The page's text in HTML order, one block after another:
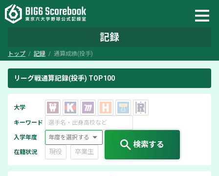
記録
トップ 記録 通算成績(投手)
リーグ戦通算記録(投手) TOP100
大学
キーワード
入学年度
在籍状況 現役 卒業生
検索する